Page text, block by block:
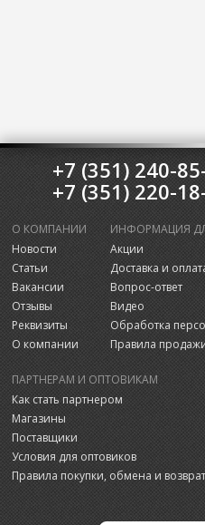
+7 (351) 240-
+7 (351) 220-
О КОМПАНИИ
Новости
Статьи
Вакансии
Отзывы
Реквизиты
О компании
ИНФОРМАЦИЯ
Акции
Доставка и
Вопрос-ответ
Видео
Обработка
Правила
ПАРТНЕРАМ И ОПТОВИКАМ
Как стать партнером
Магазины
Поставщики
Условия для оптовиков
Правила покупки, обмена и